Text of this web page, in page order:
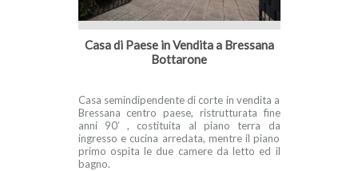
Casa di Paese in Vendita a Bressana
Bottarone
Casa semindipendente di corte in vendita a
Bressana centro paese, ristrutturata fine
anni 90’ , costituita al piano terra da
ingresso e cucina arredata, mentre il piano
primo ospita le due camere da letto ed il
bagno.